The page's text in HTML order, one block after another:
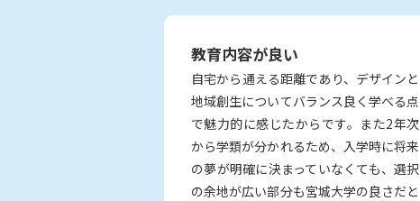
教育内容が良い
自宅から通える距離であり、デザインと
地域創生についてバランス良く学べる点
で魅力的に感じたからです。また2年次
から学類が分かれるため、入学時に将来
の夢が明確に決まっていなくても、選択
の余地が広い部分も宮城大学の良さだと